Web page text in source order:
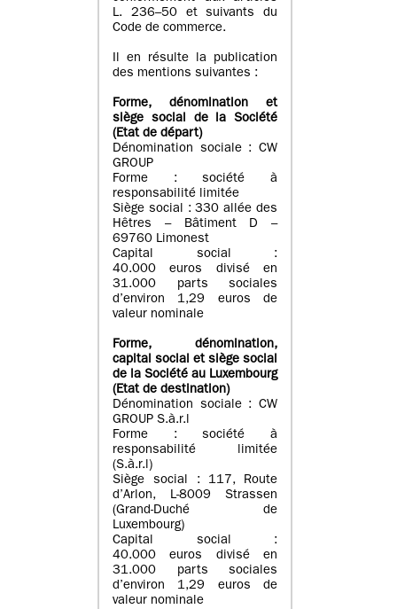
L. 236–50 et suivants du
Code de commerce.
Il en résulte la publication
des mentions suivantes :
Forme, dénomination et
siège social de la Société
(Etatde départ)
Dénomination sociale : CW
GROUP
Forme : société à
responsabilité limitée
Siège social : 330 allée des
Hêtres – Bâtiment D –
69760 Limonest
Capital social :
40.000 euros divisé en
31.000 parts sociales
d’environ 1,29 euros de
valeur nominale
Forme, dénomination,
capital social et siège social
de la Société au Luxembourg
(Etat de destination)
Dénomination sociale : CW
GROUP S.à.r.l
Forme : société à
responsabilité limitée
(S.à.r.l)
Siège social : 117, Route
d’Arlon, L-8009 Strassen
(Grand-Duché de
Luxembourg)
Capital social :
40.000 euros divisé en
31.000 parts sociales
d’environ 1,29 euros de
valeur nominale